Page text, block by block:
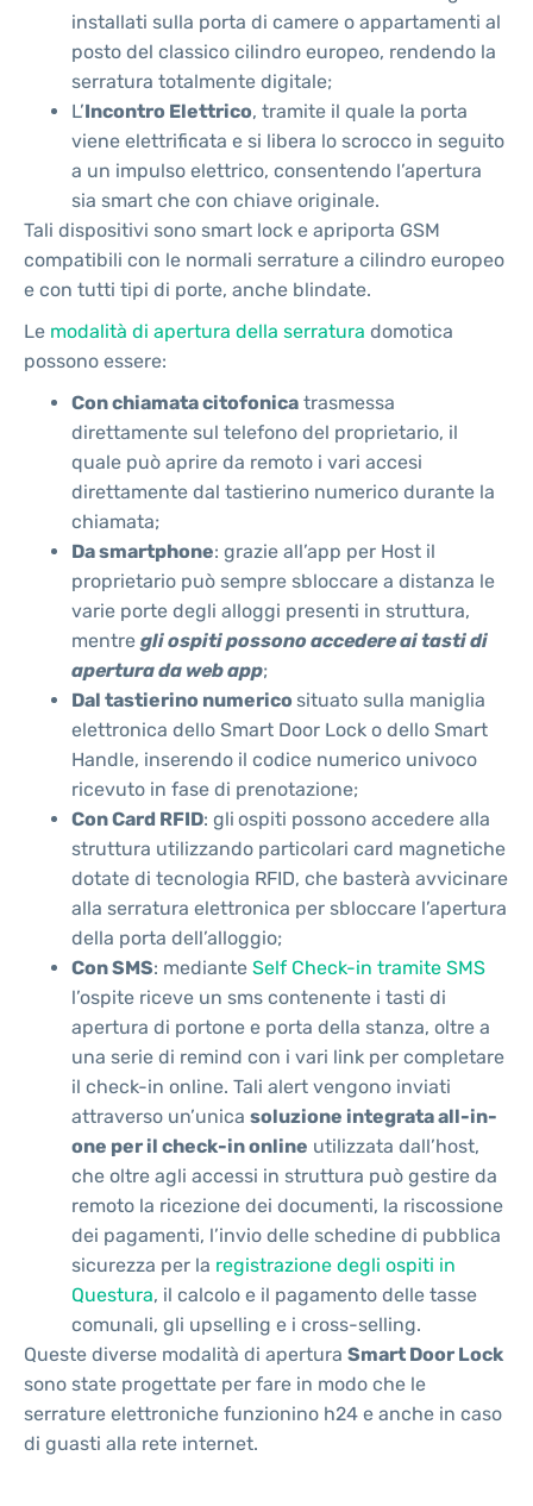
installati sulla porta di camere o appartamenti al
posto del classico cilindro europeo, rendendo la
serratura totalmente digitale;
L’Incontro Elettrico, tramite il quale la porta
viene elettrificata e si libera lo scrocco in seguito
a un impulso elettrico, consentendo l’apertura
sia smart che con chiave originale.
Tali dispositivi sono smart lock e apriporta GSM
compatibili con le normali serrature a cilindro europeo
e con tutti tipi di porte, anche blindate.
Le modalità di apertura della serratura domotica
possono essere:
Con chiamata citofonica trasmessa
direttamente sul telefono del proprietario, il
quale può aprire da remoto i vari accesi
direttamente dal tastierino numerico durante la
chiamata;
Da smartphone: grazie all’app per Host il
proprietario può sempre sbloccare a distanza le
varie porte degli alloggi presenti in struttura,
mentre gli ospiti possono accedere ai tasti di
apertura da web app;
Dal tastierino numerico situato sulla maniglia
elettronica dello Smart Door Lock o dello Smart
Handle, inserendo il codice numerico univoco
ricevuto in fase di prenotazione;
Con Card RFID: gli ospiti possono accedere alla
struttura utilizzando particolari card magnetiche
dotate di tecnologia RFID, che basterà avvicinare
alla serratura elettronica per sbloccare l’apertura
della porta dell’alloggio;
Con SMS: mediante Self Check-in tramite SMS
l’ospite riceve un sms contenente i tasti di
apertura di portone e porta della stanza, oltre a
una serie di remind con i vari link per completare
il check-in online. Tali alert vengono inviati
attraverso un’unica soluzione integrata all-in-
one per il check-in online utilizzata dall’host,
che oltre agli accessi in struttura può gestire da
remoto la ricezione dei documenti, la riscossione
dei pagamenti, l’invio delle schedine di pubblica
sicurezza per la registrazione degli ospiti in
Questura, il calcolo e il pagamento delle tasse
comunali, gli upselling e i cross-selling.
Queste diverse modalità di apertura Smart Door Lock
sono state progettate per fare in modo che le
serrature elettroniche funzionino h24 e anche in caso
di guasti alla rete internet.